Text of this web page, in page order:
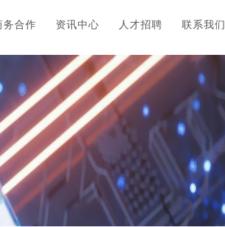
务合作 资讯中心 人才招聘 联系我们